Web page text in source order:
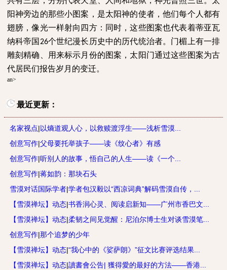
阳神旁边的那些小图案，是太阳神的使者，他们每个人都有
翅膀，像光一样射向四方：同时，这些图案也代表着蒂亚瓦
纳科帝国 26个世纪漫长历史中的历代统治者。门楣上有一排
雕刻精确、用来标示月份的图案，太阳门通过这些图案为古
代居民们报告岁月的变迁。
an>
最近更新：
名家视点|以熵道观人心，以救赎渡浮生——浅析雪漠...
创意写作|父母要托举孩子——读《纹心者》有感
创意写作|听别人的故事，悟自己的人生——读《一个...
创意写作|蒋如韵：那块石头
雪漠对话国际学者|学者包汉毅以“西凉词典”解码雪漠自传，...
【雪漠禅坛】动态|书香润心灵、阅读启新知——广州市香巴文...
【雪漠禅坛】动态|柔韧之间见觉醒：尼泊尔博士生对谈雪漠笔...
创意写作|那个追梦的少年
【雪漠禅坛】动态|“我心中的《娑萨朗》”征文比赛评选结果...
【雪漠禅坛】动态|讀書會公告| 獲得愛的最好的方法——香港...